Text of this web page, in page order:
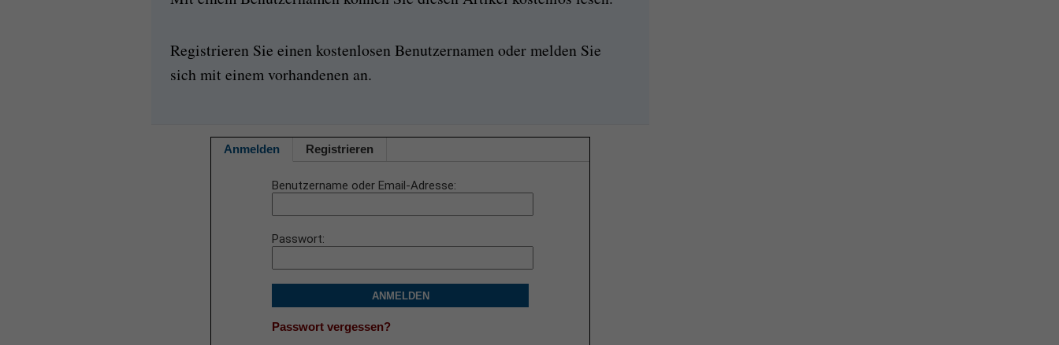
Registrieren Sie einen kostenlosen Benutzernamen oder melden Sie
sich mit einem vorhandenen an.
Anmelden Registrieren
Benutzername oder Email-Adresse
Passwort
ANMELDEN
Passwort vergessen?